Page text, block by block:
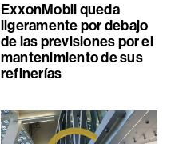
ExxonMobil queda
ligeramente por debajo
de las previsiones por el
mantenimiento de sus
refinerías